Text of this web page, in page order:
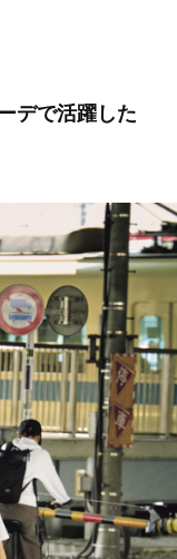
デで活躍した